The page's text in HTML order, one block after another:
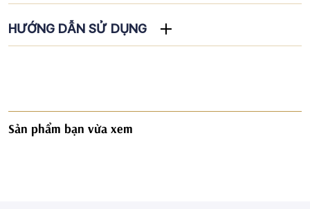
HƯỚNG DẪN SỬ DỤNG
Sản phẩm bạn vừa xem